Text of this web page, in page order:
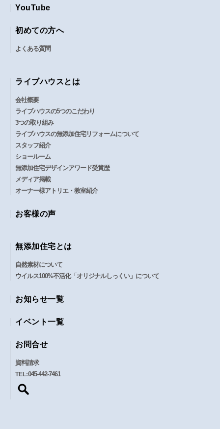
YouTube
初めての方へ
よくある質問
ライブハウスとは
会社概要
ライブハウスの5つのこだわり
3つの取り組み
ライブハウスの無添加住宅リフォームについて
スタッフ紹介
ショールーム
無添加住宅デザインアワード受賞歴
メディア掲載
オーナー様アトリエ・教室紹介
お客様の声
無添加住宅とは
自然素材について
ウイルス100%不活化「オリジナルしっくい」について
お知らせ一覧
イベント一覧
お問合せ
資料請求
TEL:045-442-7461